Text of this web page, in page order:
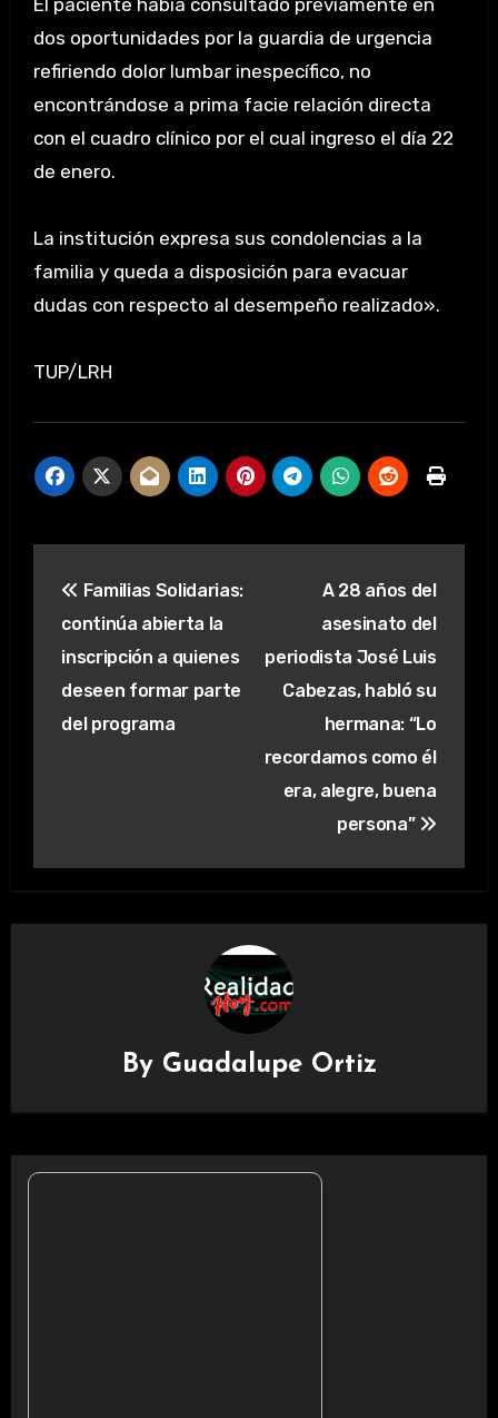
El paciente había consultado previamente en
dos oportunidades por la guardia de urgencia
refiriendo dolor lumbar inespecífico, no
encontrándose a prima facie relación directa
con el cuadro clínico por el cual ingreso el día 22
de enero.
La institución expresa sus condolencias a la
familia y queda a disposición para evacuar
dudas con respecto al desempeño realizado».
TUP/LRH
de
entradas
Familias Solidarias:
continúa abierta la
inscripción a quienes
deseen formar parte
del programa
A 28 años del
asesinato del
periodista José Luis
Cabezas, habló su
hermana: “Lo
recordamos como él
era, alegre, buena
persona”
By Guadalupe Ortiz